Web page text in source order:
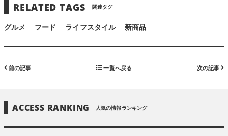
RELATED TAGS 関連タグ
グルメ フード ライフスタイル 新商品
前の記事 一覧へ戻る 次の記事
ACCESS RANKING 人気の情報ランキング